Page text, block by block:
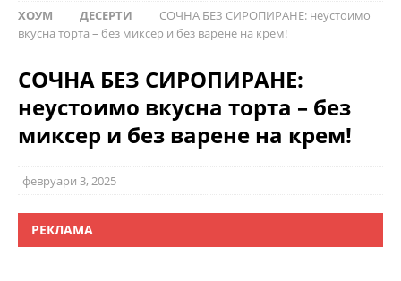
ХОУМ ДЕСЕРТИ
СОЧНА БЕЗ СИРОПИРАНЕ: неустоимо
вкусна торта – без миксер и без варене на крем!
СОЧНА БЕЗ СИРОПИРАНЕ:
неустоимо вкусна торта – без
миксер и без варене на крем!
февруари 3, 2025
РЕКЛАМА